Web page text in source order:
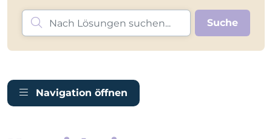
Navigation öffnen